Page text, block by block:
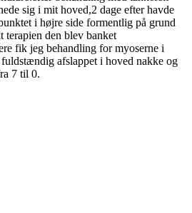
sig i mit hoved,2 dage efter havde
i højre side formentlig på grund
terapien den blev banket
fik jeg behandling for myoserne i
afslappet i hoved nakke og
7 til 0.